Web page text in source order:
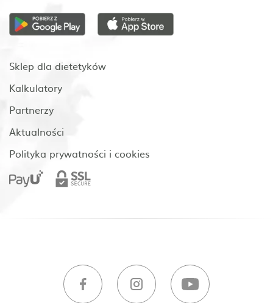
Sklep dla dietetyków
Kalkulatory
Partnerzy
Aktualności
Polityka prywatności i cookies